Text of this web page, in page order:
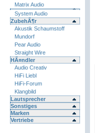
Matrix Audio
System Audio
ZubehÃ¶r
Akustik Schaumstoff
Mundorf
Pear Audio
Straight Wire
HÃ¤ndler
Audio Creativ
HiFi Liebl
HiFi-Forum
Klangbild
Lautsprecher
Sonstiges
Marken
Vertriebe